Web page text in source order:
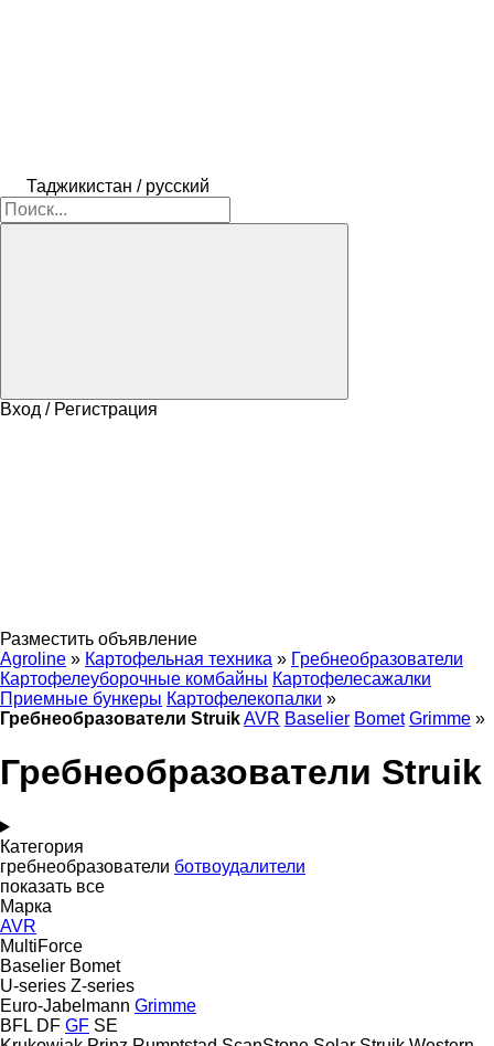
Таджикистан / русский
Вход / Регистрация
Разместить объявление
Agroline » Картофельная техника » Гребнеобразователи
Картофелеуборочные комбайны Картофелесажалки
Приемные бункеры Картофелекопалки »
Гребнеобразователи StruikAVR Baselier Bomet Grimme »
Гребнеобразователи Struik
Категория
гребнеобразователи ботвоудалители
показать все
Марка
AVR
MultiForce
Baselier Bomet
U-series Z-series
Euro-Jabelmann Grimme
BFL DF GF SE